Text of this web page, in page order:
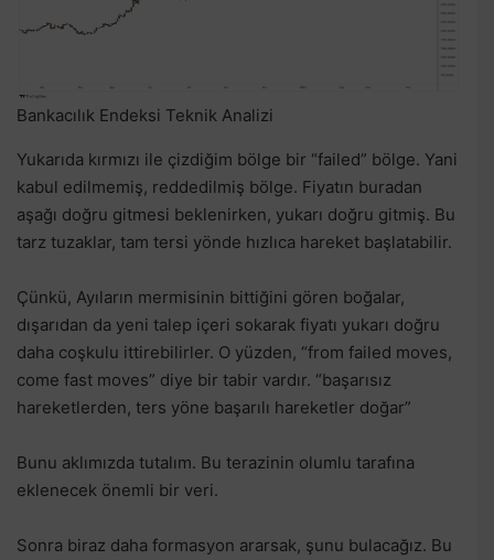
Bankacılık Endeksi Teknik Analizi
Yukarıda kırmızı ile çizdiğim bölge bir “failed” bölge. Yani
kabul edilmemiş, reddedilmiş bölge. Fiyatın buradan
aşağı doğru gitmesi beklenirken, yukarı doğru gitmiş. Bu
tarz tuzaklar, tam tersi yönde hızlıca hareket başlatabilir.
Çünkü, Ayıların mermisinin bittiğini gören boğalar,
dışarıdan da yeni talep içeri sokarak fiyatı yukarı doğru
daha coşkulu ittirebilirler. O yüzden, “from failed moves,
come fast moves” diye bir tabir vardır. “başarısız
hareketlerden, ters yöne başarılı hareketler doğar”
Bunu aklımızda tutalım. Bu terazinin olumlu tarafına
eklenecek önemli bir veri.
Sonra biraz daha formasyon ararsak, şunu bulacağız. Bu